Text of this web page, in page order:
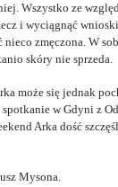
Wszystko ze
i wyciągnąć
zmęczona. W
skóry nie sprzeda.
może się jednak
w Gdyni z
Arka dość
Mysona.